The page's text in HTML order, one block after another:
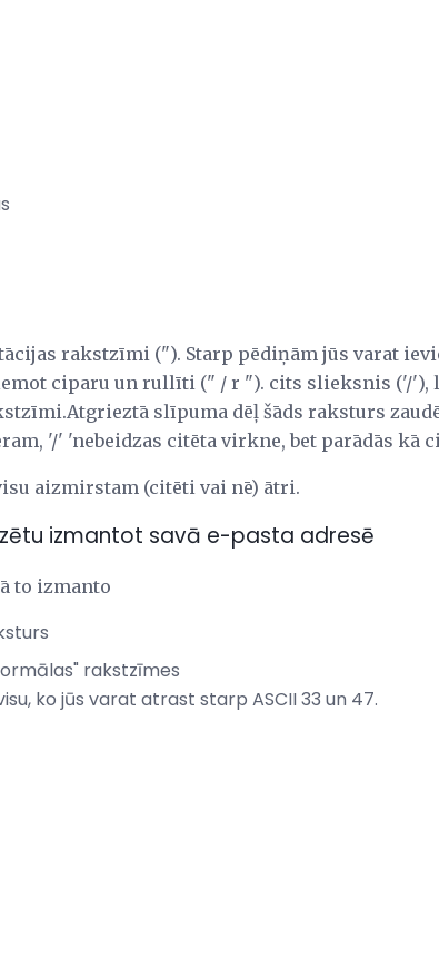
rakstzīmi ("). Starp pēdiņām jūs varat
ciparu un rullīti (" / r "). cits slieksnis ('/'),
slīpuma dēļ šāds raksturs
'/' 'nebeidzas citēta virkne, bet parādās kā
aizmirstam (citēti vai nē) ātri.
izmantot savā e-pasta adresē
to izmanto
rakstzīmes
ko jūs varat atrast starp ASCII 33 un 47.